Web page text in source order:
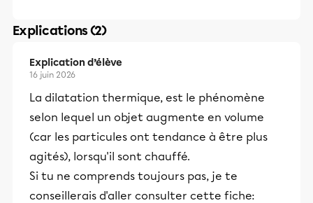
Explications (2)
Explication d’élève
16 juin 2026
La dilatation thermique, est le phénomène
selon lequel un objet augmente en volume
(car les particules ont tendance à être plus
agités), lorsqu'il sont chauffé.
Si tu ne comprends toujours pas, je te
conseillerais d'aller consulter cette fiche: